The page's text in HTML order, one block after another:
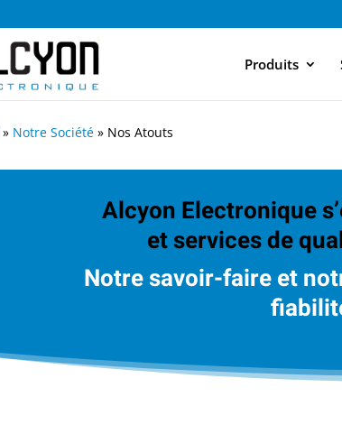
Produits
» Notre Société » Nos Atouts
Alcyon Electronique
et services de
Notre savoir-faire et